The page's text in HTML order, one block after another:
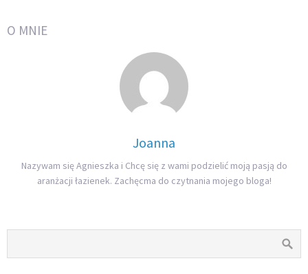
O MNIE
Joanna
Nazywam się Agnieszka i Chcę się z wami podzielić moją pasją do
aranżacji łazienek. Zachęcma do czytnania mojego bloga!